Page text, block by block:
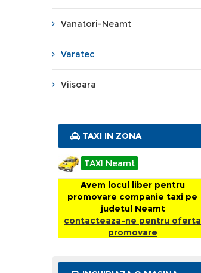
Vanatori-Neamt
Varatec
Viisoara
TAXI IN ZONA
TAXI Neamt
Avem locul liber pentru
promovare companie taxi pe
judetul Neamt
contacteaza-ne pentru oferta
promovare